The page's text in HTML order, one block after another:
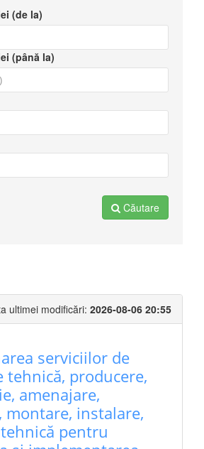
(de la)
(până la)
Căutare
ultimei modificări: 2026-08-06 20:55
serviciilor de
tehnică, producere,
amenajare,
instalare,
pentru